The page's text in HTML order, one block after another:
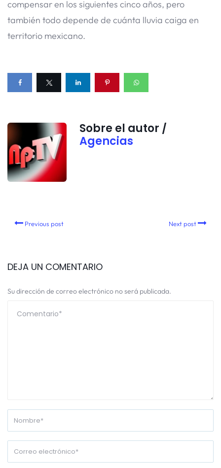
compensar en los siguientes cinco años, pero
también todo depende de cuánta lluvia caiga en
territorio mexicano.
Sobre el autor /
Agencias
Previous post Next post
DEJA UN COMENTARIO
Su dirección de correo electrónico no será publicada.